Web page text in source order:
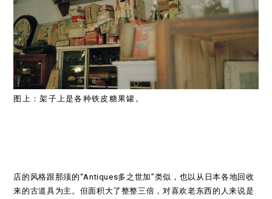
图上：架子上是各种铁皮糖果罐。
店的风格跟那须的“Antiques多之世加”类似，也以从日本各地回收
来的古道具为主。但面积大了整整三倍，对喜欢老东西的人来说是